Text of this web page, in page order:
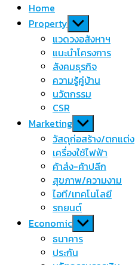
Home
Property Show
sub
menu
แวดวงอสังหาฯ
แนะนำโครงการ
สังคมธุรกิจ
ความรู้คู่บ้าน
นวัตกรรม
CSR
Marketing Show
sub
menu
วัสดุก่อสร้าง/ตกแต่ง
เครื่องใช้ไฟฟ้า
ค้าส่ง-ค้าปลีก
สุขภาพ/ความงาม
ไอที/เทคโนโลยี
รถยนต์
Economic Show
sub
menu
ธนาคาร
ประกัน